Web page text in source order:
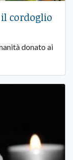
cordoglio
donato ai